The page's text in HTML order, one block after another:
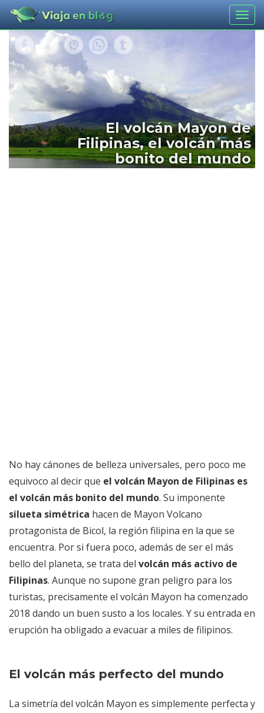
El volcán Mayon de
Filipinas, el volcán más
bonito del mundo
No hay cánones de belleza universales, pero poco me
equivoco al decir que el volcán Mayon de Filipinas es
el volcán más bonito del mundo. Su imponente
silueta simétrica hacen de Mayon Volcano
protagonista de Bicol, la región filipina en la que se
encuentra. Por si fuera poco, además de ser el más
bello del planeta, se trata del volcán más activo de
Filipinas. Aunque no supone gran peligro para los
turistas, precisamente el volcán Mayon ha comenzado
2018 dando un buen susto a los locales. Y su entrada en
erupción ha obligado a evacuar a miles de filipinos.
El volcán más perfecto del mundo
La simetría del volcán Mayon es simplemente perfecta y